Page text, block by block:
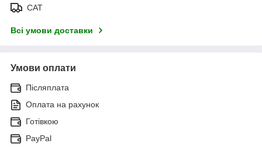
САТ
Всі умови доставки
Умови оплати
Післяплата
Оплата на рахунок
Готівкою
PayPal